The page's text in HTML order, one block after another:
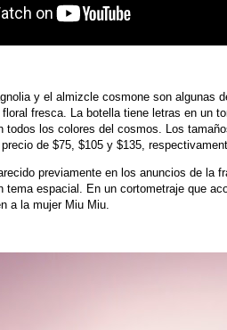
y el almizcle cosmone son algunas
fresca. La botella tiene letras en un
todos los colores del cosmos. Los
de $75, $105 y $135,
previamente en los anuncios de la
tema espacial. En un cortometraje que
a la mujer Miu Miu.